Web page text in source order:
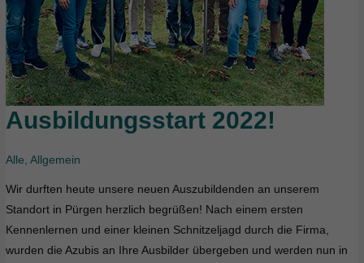
Ausbildungsstart 2022!
Alle,Allgemein
Wir durften heute unsere neuen Auszubildenden an unserem
Standort in Pürgen herzlich begrüßen! Nach einem ersten
Kennenlernen und einer kleinen Schnitzeljagd durch die Firma,
wurden die Azubis an Ihre Ausbilder übergeben und werden nun in
Ausbildungsstart